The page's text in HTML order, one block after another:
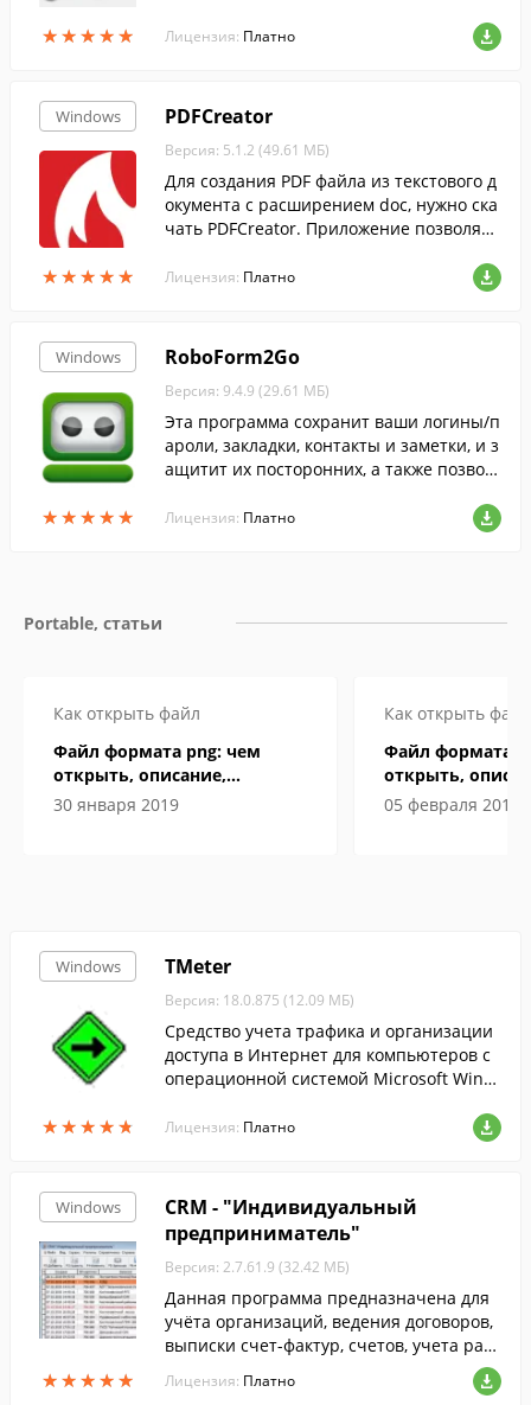
★★★★★
★★★★★ Лицензия: Платно
Windows
★★★★★
★★★★★
PDFCreator
Версия: 5.1.2 (49.61 МБ)
Для создания PDF файла из текстового д
окумента с расширением doc, нужно ска
чать PDFCreator. Приложение позволяет
орде или Блокноте без конвертеров.
Лицензия: Платно
Windows
★★★★★
★★★★★
RoboForm2Go
Версия: 9.4.9 (29.61 МБ)
Эта программа сохранит ваши логины/п
ароли, закладки, контакты и заметки, и з
ащитит их посторонних, а также позвол
агодаря функции автоматического запо
Лицензия: Платно
Portable, статьи
Как открыть файл
Файл формата png: чем
открыть, описание,
особенности
30 января 2019
Как открыть файл
Файл формата
открыть,
особенности
05 февраля 2019
Windows
★★★★★
★★★★★
TMeter
Версия: 18.0.875 (12.09 МБ)
Средство учета трафика и организации
доступа в Интернет для компьютеров с
операционной системой Microsoft Wind
Лицензия: Платно
Windows
★★★★★
★★★★★
CRM - "Индивидуальный
предприниматель"
Версия: 2.7.61.9 (32.42 МБ)
Данная программа предназначена для
учёта организаций, ведения договоров,
выписки счет-фактур, счетов, учета раб
от, услуг и денежных средств небольшой
организацией или индивидуальным пре
Лицензия: Платно